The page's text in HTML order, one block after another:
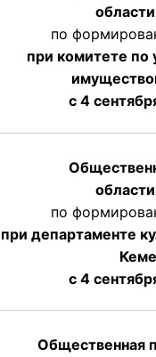
области
по
при комитете по
с 4
области
по
при департаменте
с 4
Общественная